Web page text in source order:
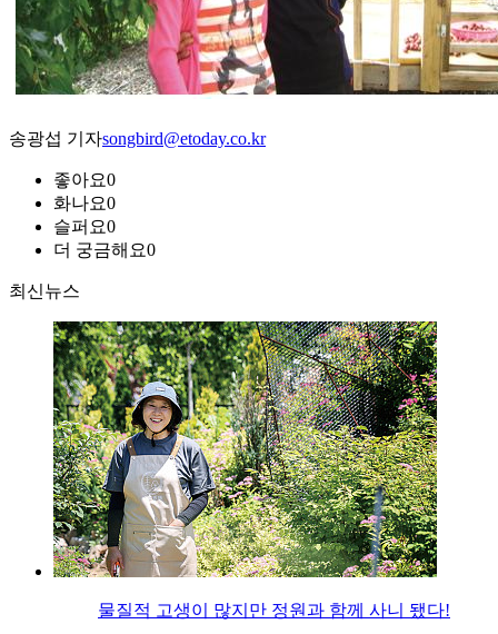
송광섭 기자songbird@etoday.co.kr
좋아요0
화나요0
슬퍼요0
더 궁금해요0
최신뉴스
물질적 고생이 많지만 정원과 함께 사니 됐다!